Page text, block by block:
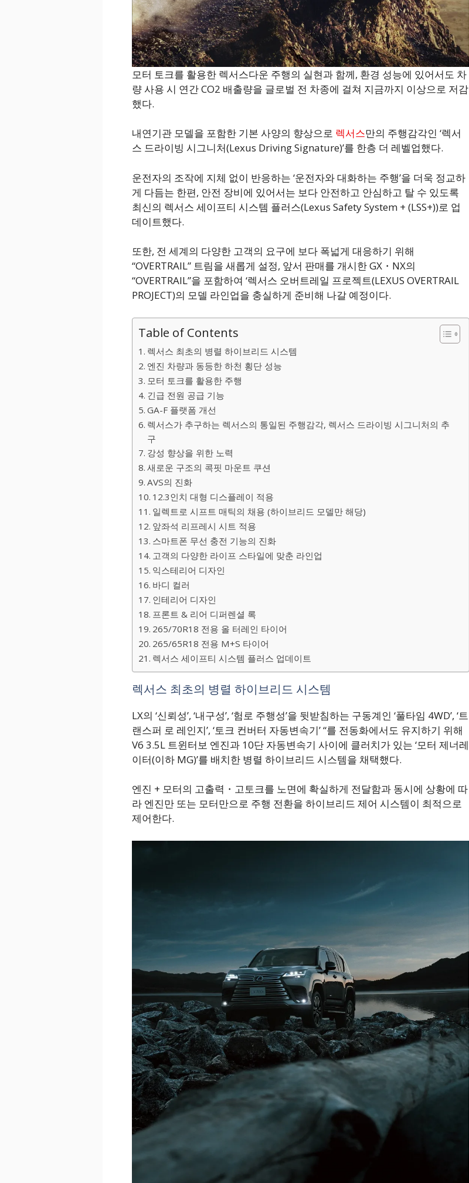
모터 토크를 활용한 렉서스다운 주행의 실현과 함께, 환경 성능에 있어서도 차
량 사용 시 연간 CO2 배출량을 글로벌 전 차종에 걸쳐 지금까지 이상으로 저감
했다.
내연기관 모델을 포함한 기본 사양의 향상으로 렉서스만의 주행감각인 ‘렉서
스 드라이빙 시그니처(Lexus Driving Signature)’를 한층 더 레벨업했다.
운전자의 조작에 지체 없이 반응하는 ‘운전자와 대화하는 주행’을 더욱 정교하
게 다듬는 한편, 안전 장비에 있어서는 보다 안전하고 안심하고 탈 수 있도록
최신의 렉서스 세이프티 시스템 플러스(Lexus Safety System + (LSS+))로 업
데이트했다.
또한, 전 세계의 다양한 고객의 요구에 보다 폭넓게 대응하기 위해
“OVERTRAIL” 트림을 새롭게 설정, 앞서 판매를 개시한 GX・NX의
“OVERTRAIL”을 포함하여 ‘렉서스 오버트레일 프로젝트(LEXUS OVERTRAIL
PROJECT)의 모델 라인업을 충실하게 준비해 나갈 예정이다.
Table of Contents
렉서스 최초의 병렬 하이브리드 시스템
엔진 차량과 동등한 하천 횡단 성능
모터 토크를 활용한 주행
긴급 전원 공급 기능
GA-F 플랫폼 개선
렉서스가 추구하는 렉서스의 통일된 주행감각, 렉서스 드라이빙 시그니처의 추
구
강성 향상을 위한 노력
새로운 구조의 콕핏 마운트 쿠션
AVS의 진화
12.3인치 대형 디스플레이 적용
일렉트로 시프트 매틱의 채용 (하이브리드 모델만 해당)
앞좌석 리프레시 시트 적용
스마트폰 무선 충전 기능의 진화
고객의 다양한 라이프 스타일에 맞춘 라인업
익스테리어 디자인
바디 컬러
인테리어 디자인
프론트 & 리어 디퍼렌셜 록
265/70R18 전용 올 터레인 타이어
265/65R18 전용 M+S 타이어
렉서스 세이프티 시스템 플러스 업데이트
렉서스 최초의 병렬 하이브리드 시스템
LX의 ‘신뢰성’, ‘내구성’, ‘험로 주행성’을 뒷받침하는 구동계인 ‘풀타임 4WD’, ‘트
랜스퍼 로 레인지’, ‘토크 컨버터 자동변속기’ “를 전동화에서도 유지하기 위해
V6 3.5L 트윈터보 엔진과 10단 자동변속기 사이에 클러치가 있는 ‘모터 제너레
이터(이하 MG)’를 배치한 병렬 하이브리드 시스템을 채택했다.
엔진 + 모터의 고출력・고토크를 노면에 확실하게 전달함과 동시에 상황에 따
라 엔진만 또는 모터만으로 주행 전환을 하이브리드 제어 시스템이 최적으로
제어한다.